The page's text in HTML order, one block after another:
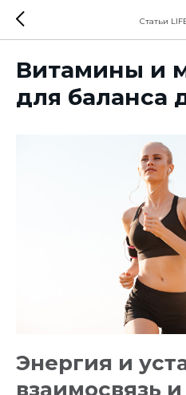
Статьи
Витамины и
для баланса
Энергия и
взаимосвязь